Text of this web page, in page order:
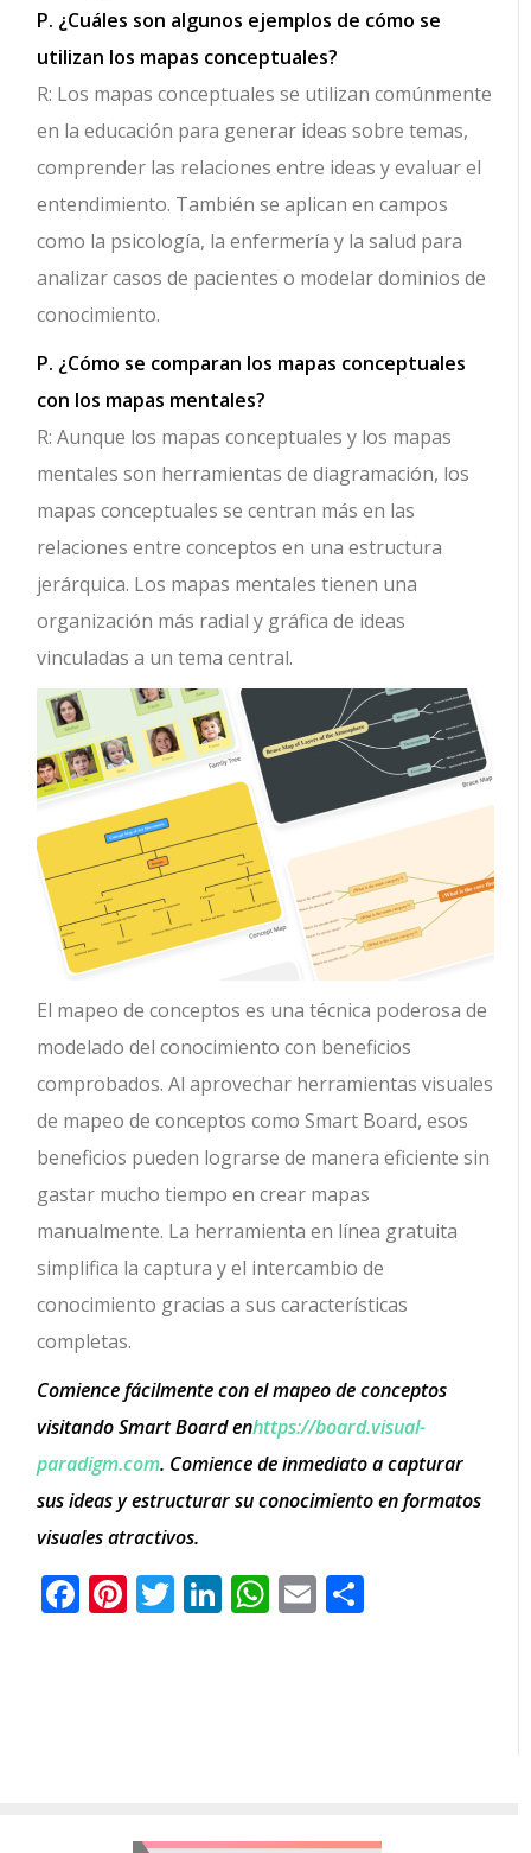
P. ¿Cuáles son algunos ejemplos de cómo se
utilizan los mapas conceptuales?
R: Los mapas conceptuales se utilizan comúnmente
en la educación para generar ideas sobre temas,
comprender las relaciones entre ideas y evaluar el
entendimiento. También se aplican en campos
como la psicología, la enfermería y la salud para
analizar casos de pacientes o modelar dominios de
conocimiento.
P. ¿Cómo se comparan los mapas conceptuales
con los mapas mentales?
R: Aunque los mapas conceptuales y los mapas
mentales son herramientas de diagramación, los
mapas conceptuales se centran más en las
relaciones entre conceptos en una estructura
jerárquica. Los mapas mentales tienen una
organización más radial y gráfica de ideas
vinculadas a un tema central.
El mapeo de conceptos es una técnica poderosa de
modelado del conocimiento con beneficios
comprobados. Al aprovechar herramientas visuales
de mapeo de conceptos como Smart Board, esos
beneficios pueden lograrse de manera eficiente sin
gastar mucho tiempo en crear mapas
manualmente. La herramienta en línea gratuita
simplifica la captura y el intercambio de
conocimiento gracias a sus características
completas.
Comience fácilmente con el mapeo de conceptos
visitando Smart Board enhttps://board.visual-
paradigm.com. Comience de inmediato a capturar
sus ideas y estructurar su conocimiento en formatos
visuales atractivos.
Facebook
Pinterest
Twitter
LinkedIn
WhatsApp
Email